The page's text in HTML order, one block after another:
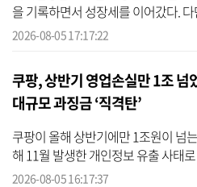
을 기록하면서 성장세를 이어갔다.
558억원으로 전년 동기 대비 10.4%
2026-08-05 17:17:22
쿠팡, 상반기 영업손실만 1조
대규모 과징금 ‘직격탄’
쿠팡이 올해 상반기에만 1조원이 넘
해 11월 발생한 개인정보 유출 사태
되면서 실적에 직격탄을 맞았다. 미국
2026-08-05 16:17:37